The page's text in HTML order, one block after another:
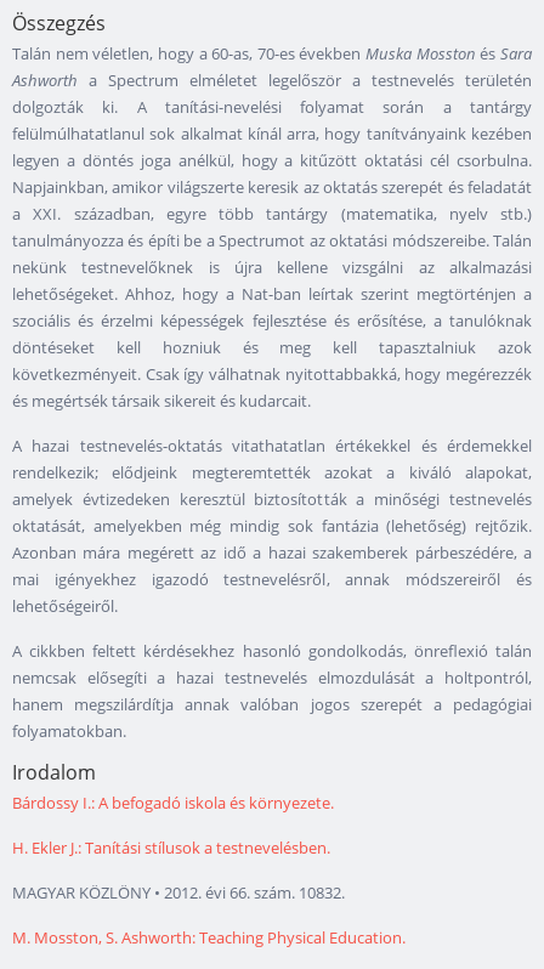
Összegzés
Talán nem véletlen, hogy a 60-as, 70-es évekbenMuska Mosston ésSara
Ashworth a Spectrum elméletet legelőször a testnevelés területén
dolgozták ki. A tanítási-nevelési folyamat során a tantárgy
felülmúlhatatlanul sok alkalmat kínál arra, hogy tanítványaink kezében
legyen a döntés joga anélkül, hogy a kitűzött oktatási cél csorbulna.
Napjainkban, amikor világszerte keresik az oktatás szerepét és feladatát
a XXI. században, egyre több tantárgy (matematika, nyelv stb.)
tanulmányozza és építi be a Spectrumot az oktatási módszereibe. Talán
nekünk testnevelőknek is újra kellene vizsgálni az alkalmazási
lehetőségeket. Ahhoz, hogy a Nat-ban leírtak szerint megtörténjen a
szociális és érzelmi képességek fejlesztése és erősítése, a tanulóknak
döntéseket kell hozniuk és meg kell tapasztalniuk azok
következményeit. Csak így válhatnak nyitottabbakká, hogy megérezzék
és megértsék társaik sikereit és kudarcait.
A hazai testnevelés-oktatás vitathatatlan értékekkel és érdemekkel
rendelkezik; elődjeink megteremtették azokat a kiváló alapokat,
amelyek évtizedeken keresztül biztosították a minőségi testnevelés
oktatását, amelyekben még mindig sok fantázia (lehetőség) rejtőzik.
Azonban mára megérett az idő a hazai szakemberek párbeszédére, a
mai igényekhez igazodó testnevelésről, annak módszereiről és
lehetőségeiről.
A cikkben feltett kérdésekhez hasonló gondolkodás, önreflexió talán
nemcsak elősegíti a hazai testnevelés elmozdulását a holtpontról,
hanem megszilárdítja annak valóban jogos szerepét a pedagógiai
folyamatokban.
Irodalom
Bárdossy I.: A befogadó iskola és környezete.
H. Ekler J.: Tanítási stílusok a testnevelésben.
MAGYAR KÖZLÖNY • 2012. évi 66. szám. 10832.
M. Mosston, S. Ashworth: Teaching Physical Education.